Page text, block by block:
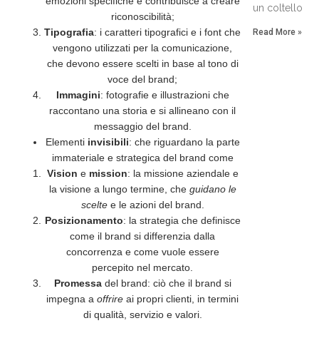
riconoscibilità;
Tipografia: i caratteri tipografici e i font che
vengono utilizzati per la comunicazione,
che devono essere scelti in base al tono di
voce del brand;
Immagini: fotografie e illustrazioni che
raccontano una storia e si allineano con il
messaggio del brand.
Elementi invisibili: che riguardano la parte
immateriale e strategica del brand come
Vision e mission: la missione aziendale e
la visione a lungo termine, che guidano le
sceltee le azioni del brand.
Posizionamento: la strategia che definisce
come il brand si differenzia dalla
concorrenza e come vuole essere
percepito nel mercato.
Promessadel brand: ciò che il brand si
impegna aoffrire ai propri clienti, in termini
di qualità, servizio e valori.
un coltello
Read More »